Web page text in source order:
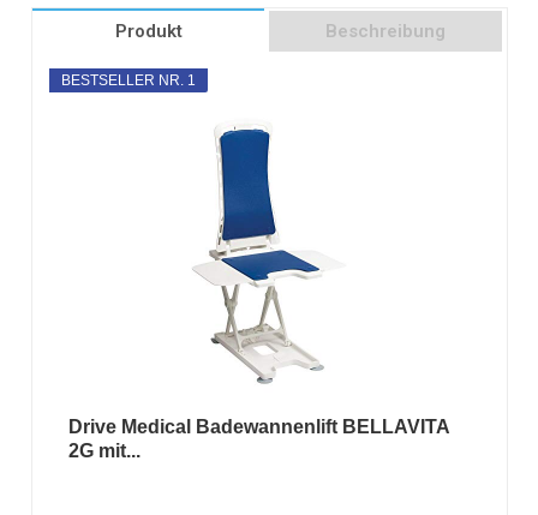
Produkt Beschreibung
BESTSELLER NR. 1
Drive Medical Badewannenlift BELLAVITA
2G mit...